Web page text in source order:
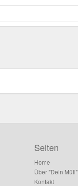
Seiten
Home
Über "Dein Müll"
Kontakt